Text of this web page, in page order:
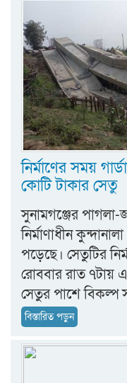
নির্মাণের সময়
কোটি টাকার সেতু
সুনামগঞ্জের
নির্মাণাধীন
পড়েছে। সেতুটির
রোববার রাত ৭টায়
সেতুর পাশে বিকল্প
বিস্তারিত পড়ুন